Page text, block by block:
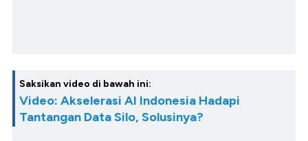
Saksikan video di bawah ini:
Video: Akselerasi AI Indonesia Hadapi
Tantangan Data Silo, Solusinya?